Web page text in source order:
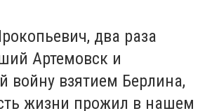
два раза
Артемовск и
войну взятием Берлина,
жизни прожил в нашем